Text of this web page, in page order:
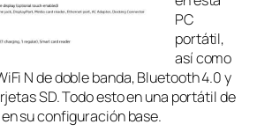
PC
portátil,
así como
N de doble banda, Bluetooth 4.0 y
SD. Todo esto en una portátil de
en su configuración base.